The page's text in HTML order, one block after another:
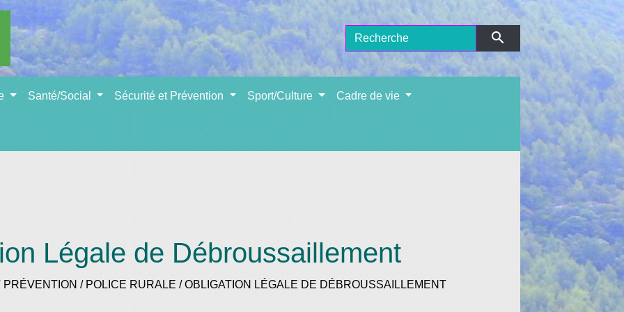
search
Santé/Social Sécurité et Prévention Sport/Culture Cadre de vie
Légale de Débroussaillement
/ POLICE RURALE /OBLIGATION LÉGALE DE DÉBROUSSAILLEMENT